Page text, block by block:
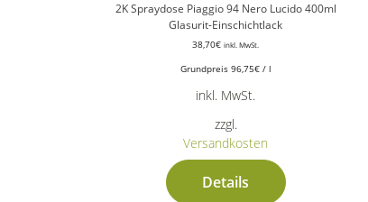
2K Spraydose Piaggio 94 Nero Lucido 400ml
Glasurit-Einschichtlack
38,70€ inkl. MwSt.
Grundpreis 96,75€/ l
inkl. MwSt.
zzgl.
Versandkosten
Details